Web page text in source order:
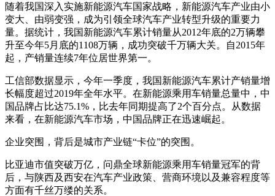
随着我国深入实施新能源汽车国家战略，新能源汽车产业由小
变大、由弱变强，成为引领全球汽车产业转型升级的重要力
量。据统计，我国新能源汽车累计销量从2012年底的2万辆攀
升至今年5月底的1108万辆，成功突破千万辆大关。自2015年
起，产销量连续7年位居世界第一。
工信部数据显示，今年一季度，我国新能源汽车累计产销量增
长幅度超过2019年全年水平。在新能源乘用车销量总量中，中
国品牌占比达75.1%，比去年同期提高了2个百分点。从数据
来看，在新能源汽车市场，中国品牌正在迅速崛起。
企业突围，背后是城市产业链“卡位”的突围。
比亚迪市值突破万亿，问鼎全球新能源乘用车销量冠军的背
后，与陕西及西安在汽车产业政策、营商环境以及兼容程度等
方面有千丝万缕的关系。